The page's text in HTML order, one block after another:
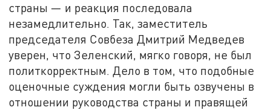
страны — и реакция последовала
незамедлительно. Так, заместитель
председателя Совбеза Дмитрий Медведев
уверен, что Зеленский, мягко говоря, не был
политкорректным. Дело в том, что подобные
оценочные суждения могли быть озвучены в
отношении руководства страны и правящей